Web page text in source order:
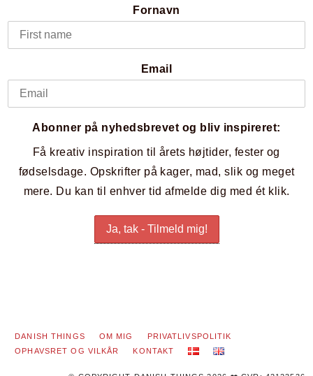
Fornavn
Email
Abonner på nyhedsbrevet og bliv inspireret:
Få kreativ inspiration til årets højtider, fester og
fødselsdage. Opskrifter på kager, mad, slik og meget
mere. Du kan til enhver tid afmelde dig med ét klik.
DANISH THINGS OM MIG
PRIVATLIVSPOLITIK
OPHAVSRET OG VILKÅR
KONTAKT